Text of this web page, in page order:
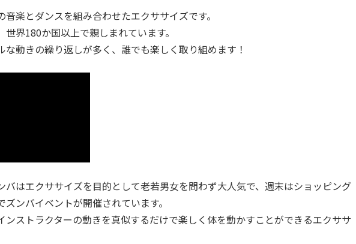
楽とダンスを組み合わせたエクササイズです。
界180か国以上で親しまれています。
な動きの繰り返しが多く、誰でも楽しく取り組めます！
バはエクササイズを目的として老若男女を問わず大人気で、週末はショッピング
ンバイベントが開催されています。
ンストラクターの動きを真似するだけで楽しく体を動かすことができるエクササ